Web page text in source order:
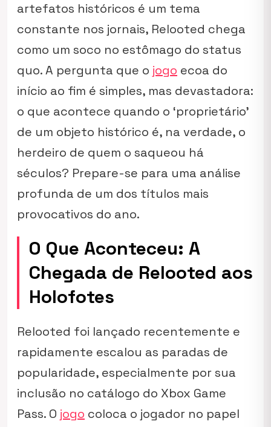
artefatos históricos é um tema
constante nos jornais, Relooted chega
como um soco no estômago do status
quo. A pergunta que o jogo ecoa do
início ao fim é simples, mas devastadora:
o que acontece quando o ‘proprietário’
de um objeto histórico é, na verdade, o
herdeiro de quem o saqueou há
séculos? Prepare-se para uma análise
profunda de um dos títulos mais
provocativos do ano.
O Que Aconteceu: A
Chegada de Relooted aos
Holofotes
Relooted foi lançado recentemente e
rapidamente escalou as paradas de
popularidade, especialmente por sua
inclusão no catálogo do Xbox Game
Pass. O jogo coloca o jogador no papel